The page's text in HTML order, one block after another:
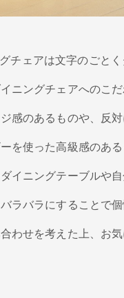
チェアは文字のごと
ニングチェアへのこ
感のあるものや、反
を使った高級感のあ
イニングテーブルや
ラバラにすることで
わせを考えた上、お